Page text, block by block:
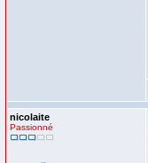
nicolaite
Passionné